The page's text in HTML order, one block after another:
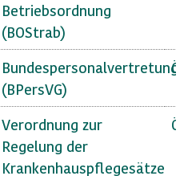
Betriebsordnung
(BOStrab)
(BPersVG)
Verordnung zur
Regelung der
Krankenhauspflegesätze